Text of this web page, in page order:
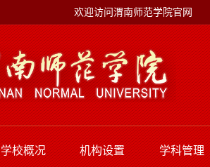
欢迎访问渭南师范学院官网
学校概况 机构设置 学科管理